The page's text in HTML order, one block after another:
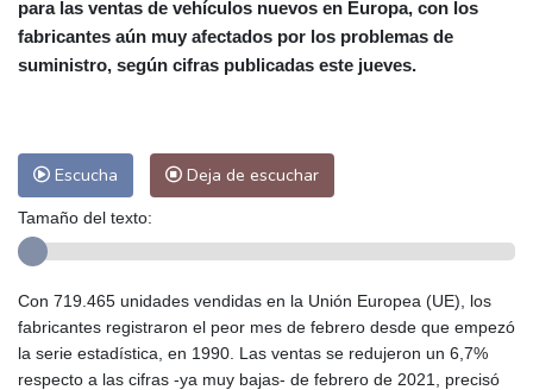
para las ventas de vehículos nuevos en Europa, con los
fabricantes aún muy afectados por los problemas de
suministro, según cifras publicadas este jueves.
Escucha Deja de escuchar
Tamaño del texto:
Con 719.465 unidades vendidas en la Unión Europea (UE), los
fabricantes registraron el peor mes de febrero desde que empezó
la serie estadística, en 1990. Las ventas se redujeron un 6,7%
respecto a las cifras -ya muy bajas- de febrero de 2021, precisó